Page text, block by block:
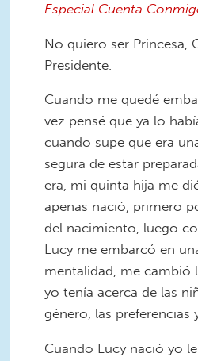
Especial Cuenta
No quiero ser Princesa,
Presidente.
Cuando me quedé
vez pensé que ya lo
cuando supe que era
segura de estar
era, mi quinta hija me
apenas nació, primero
del nacimiento, luego
Lucy me embarcó en
mentalidad, me cambió
yo tenía acerca de las
género, las preferencias
Cuando Lucy nació yo